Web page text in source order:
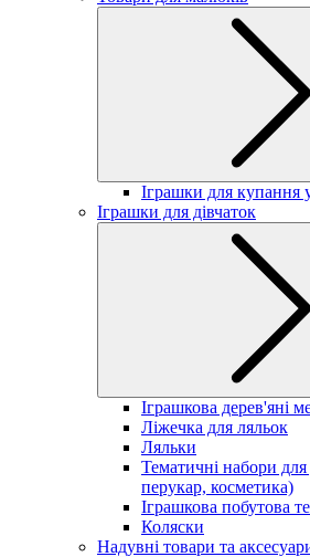
Іграшки для купання
Іграшки для дівчаток
Іграшкова дерев'яні
Ліжечка для ляльок
Ляльки
Тематичні набори для
перукар, косметика)
Іграшкова побутова
Коляски
Надувні товари та